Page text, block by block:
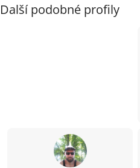
Další podobné profily